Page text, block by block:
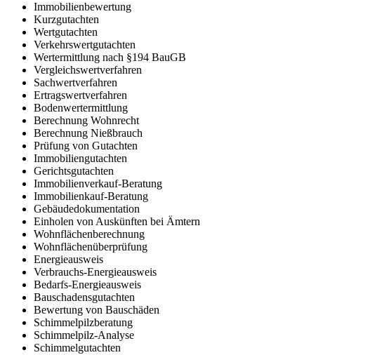
Immobilienbewertung
Kurzgutachten
Wertgutachten
Verkehrswertgutachten
Wertermittlung nach §194 BauGB
Vergleichswertverfahren
Sachwertverfahren
Ertragswertverfahren
Bodenwertermittlung
Berechnung Wohnrecht
Berechnung Nießbrauch
Prüfung von Gutachten
Immobiliengutachten
Gerichtsgutachten
Immobilienverkauf-Beratung
Immobilienkauf-Beratung
Gebäudedokumentation
Einholen von Auskünften bei Ämtern
Wohnflächenberechnung
Wohnflächenüberprüfung
Energieausweis
Verbrauchs-Energieausweis
Bedarfs-Energieausweis
Bauschadensgutachten
Bewertung von Bauschäden
Schimmelpilzberatung
Schimmelpilz-Analyse
Schimmelgutachten